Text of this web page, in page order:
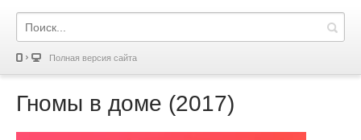
Полная версия сайта
Гномы в доме (2017)